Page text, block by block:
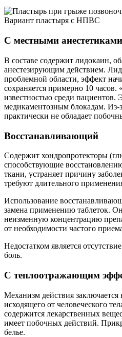
Вариант пластыря с НПВС
С местными анестетиками
В составе содержит лидокаин,
анестезирующим действием.
проблемной области, эффект
сохраняется примерно 10 часов.
известностью среди пациентов.
медикаментозным блокадам. Из-
практически не обладает
Восстанавливающий
Содержит хондропротекторы
способствующие
ткани, устраняет причину
требуют длительного
Использование
замена применению таблеток.
неизменную концентрацию
от необходимости частого
Недостатком является
боль.
С теплоотражающим
Механизм действия заключается
исходящего от человеческого
содержится лекарственных
имеет побочных действий.
белье.